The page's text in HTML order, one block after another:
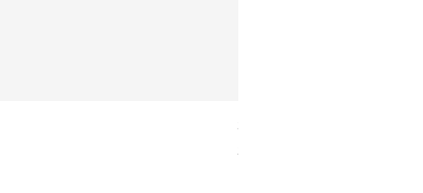
SMG 042 black with
260,00 £